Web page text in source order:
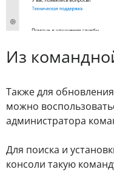
Из
Также для
можно
администратора
Для поиска и
консоли такую